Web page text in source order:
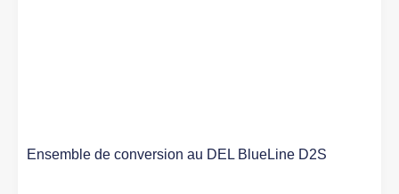
Ensemble de conversion au DEL BlueLine D2S